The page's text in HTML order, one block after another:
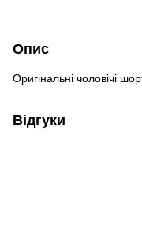
Опис
Оригінальні чоловічі
Відгуки